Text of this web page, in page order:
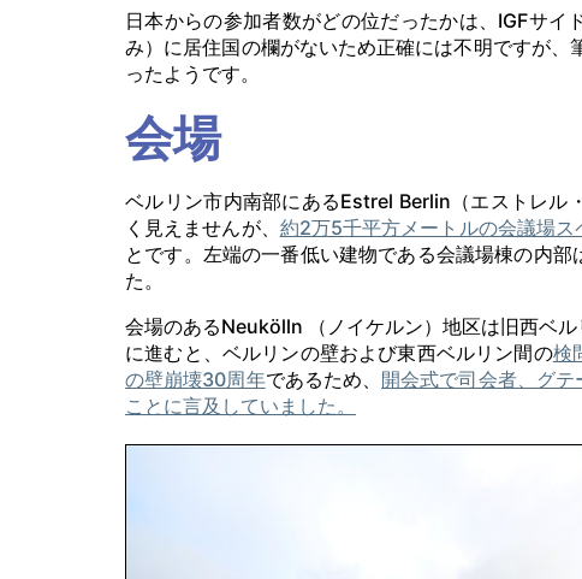
日本からの参加者数がどの位だったかは、IGFサ
み）に居住国の欄がないため正確には不明ですが
ったようです。
会場
ベルリン市内南部にあるEstrel Berlin（エストレル
く見えませんが、 約2万5千平方メートルの会議場
とです。左端の一番低い建物である会議場棟の内
た。
会場のあるNeukölln （ノイケルン）地区は旧西ベ
に進むと、ベルリンの壁および東西ベルリン間の検
の壁崩壊30周年であるため、 開会式で司会者、グ
ことに言及していました。